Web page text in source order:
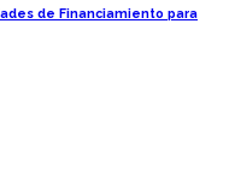
de Financiamiento para